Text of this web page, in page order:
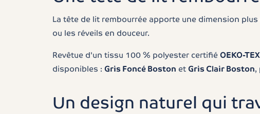
La tête de lit rembourrée apporte une dimension
ou les réveils en douceur.
Revêtue d'un tissu 100 % polyester certifié OEKO-
disponibles : Gris Foncé Boston et Gris Clair Boston,
Un design naturel qui